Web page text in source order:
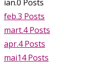
ian.0 Posts
feb.3 Posts
mart.4 Posts
apr.4 Posts
mai14 Posts